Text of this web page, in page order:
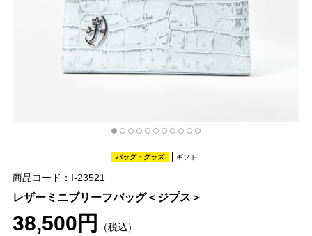
バッグ・グッズ ギフト
商品コード：I-23521
レザーミニブリーフバッグ＜ジプス＞
38,500円
（税込）